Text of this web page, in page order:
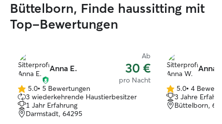
Büttelborn, Finde haussitting mit
Top-Bewertungen
Anna E.
Ab
30 €
pro Nacht
5.0
von
5
Sternen
5.0• 5 Bewertungen
3 wiederkehrende Haustierbesitzer
1 Jahr Erfahrung
Darmstadt, 64295
Anna
5.0
von
5
5.0• 4
3 Jahre
Büttelborn,